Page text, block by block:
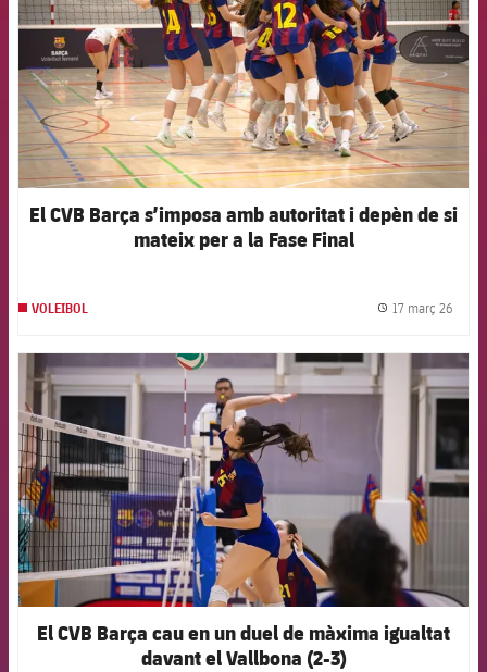
El CVB Barça s’imposa amb autoritat i depèn de si
mateix per a la Fase Final
VOLEIBOL 17 març 26
FCB Barcelona badge
El CVB Barça cau en un duel de màxima igualtat
davant el Vallbona (2-3)